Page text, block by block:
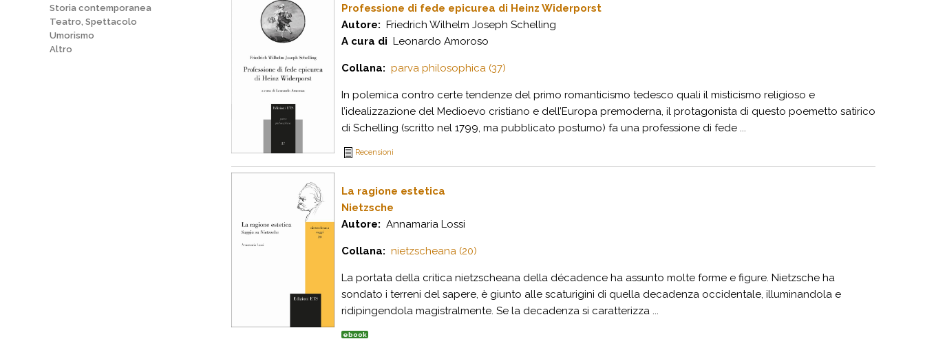
Storia contemporanea
Teatro, Spettacolo
Umorismo
Altro
Professione di fede epicurea di Heinz Widerporst
Autore: Friedrich Wilhelm Joseph Schelling
A cura di Leonardo Amoroso
Collana: parva philosophica (37)
In polemica contro certe tendenze del primo romanticismo tedesco quali il misticismo religioso e
l’idealizzazione del Medioevo cristiano e dell’Europa premoderna, il protagonista di questo poemetto satirico
di Schelling (scritto nel 1799, ma pubblicato postumo) fa una professione di fede ...
Recensioni
La ragione estetica
Nietzsche
Autore: Annamaria Lossi
Collana: nietzscheana (20)
La portata della critica nietzscheana della décadence ha assunto molte forme e figure. Nietzsche ha
sondato i terreni del sapere, è giunto alle scaturigini di quella decadenza occidentale, illuminandola e
ridipingendola magistralmente. Se la decadenza si caratterizza ...
ebook